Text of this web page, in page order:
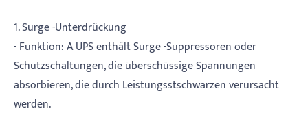
1. Surge -Unterdrückung
- Funktion: A UPS enthält Surge -Suppressoren oder
Schutzschaltungen, die überschüssige Spannungen
absorbieren, die durch Leistungsstschwarzen verursacht
werden.